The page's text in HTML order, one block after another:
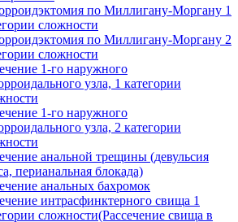
по Миллигану-Моргану 1
сложности
по Миллигану-Моргану 2
сложности
1-го наружного
узла, 1 категории
1-го наружного
узла, 2 категории
анальной трещины (девульсия
перианальная блокада)
анальных бахромок
интрасфинктерного свища 1
сложности(Рассечение свища в